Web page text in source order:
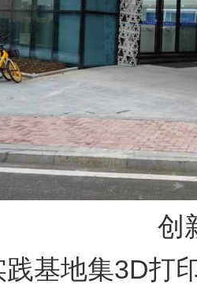
创
基地集3D打